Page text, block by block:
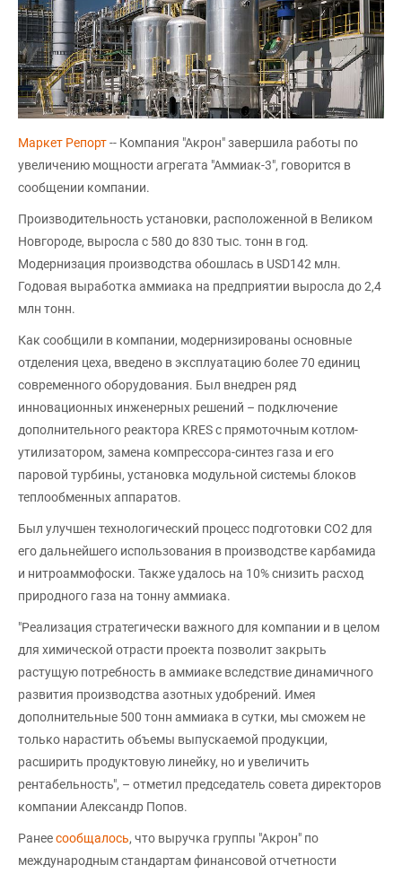
Маркет Репорт-- Компания "Акрон" завершила работы по
увеличению мощности агрегата "Аммиак-3", говорится в
сообщении компании.
Производительность установки, расположенной в Великом
Новгороде, выросла с 580 до 830 тыс. тонн в год.
Модернизация производства обошлась в USD142 млн.
Годовая выработка аммиака на предприятии выросла до 2,4
млн тонн.
Как сообщили в компании, модернизированы основные
отделения цеха, введено в эксплуатацию более 70 единиц
современного оборудования. Был внедрен ряд
инновационных инженерных решений – подключение
дополнительного реактора KRES с прямоточным котлом-
утилизатором, замена компрессора-синтез газа и его
паровой турбины, установка модульной системы блоков
теплообменных аппаратов.
Был улучшен технологический процесс подготовки СО2 для
его дальнейшего использования в производстве карбамида
и нитроаммофоски. Также удалось на 10% снизить расход
природного газа на тонну аммиака.
"Реализация стратегически важного для компании и в целом
для химической отрасти проекта позволит закрыть
растущую потребность в аммиаке вследствие динамичного
развития производства азотных удобрений. Имея
дополнительные 500 тонн аммиака в сутки, мы сможем не
только нарастить объемы выпускаемой продукции,
расширить продуктовую линейку, но и увеличить
рентабельность", – отметил председатель совета директоров
компании Александр Попов.
Ранеесообщалось, что выручка группы "Акрон" по
международным стандартам финансовой отчетности